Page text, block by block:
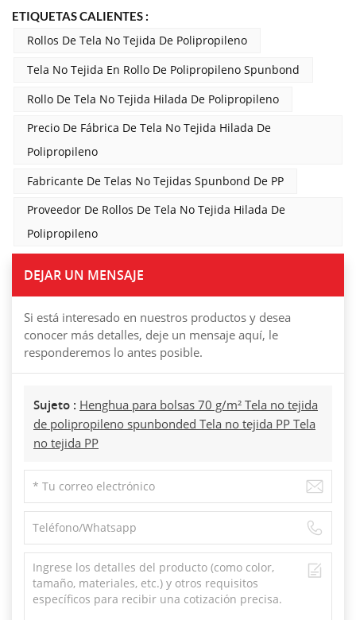
ETIQUETAS CALIENTES :
Rollos De Tela No Tejida De Polipropileno
Tela No Tejida En Rollo De Polipropileno Spunbond
Rollo De Tela No Tejida Hilada De Polipropileno
Precio De Fábrica De Tela No Tejida Hilada De
Polipropileno
Fabricante De Telas No Tejidas Spunbond De PP
Proveedor De Rollos De Tela No Tejida Hilada De
Polipropileno
DEJAR UN MENSAJE
Si está interesado en nuestros productos y desea
conocer más detalles, deje un mensaje aquí, le
responderemos lo antes posible.
Sujeto : Henghua para bolsas 70 g/m² Tela no tejida
de polipropileno spunbonded Tela no tejida PP Tela
no tejida PP